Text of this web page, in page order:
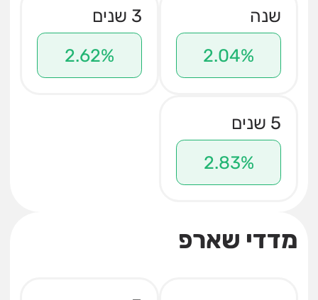
שנה
2.04%
3 שנים
2.62%
5 שנים
2.83%
מדדי שארפ